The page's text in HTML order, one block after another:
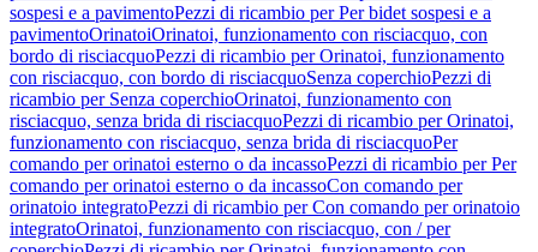
sospesi e a pavimentoPezzi di ricambio per Per bidet sospesi e a
pavimentoOrinatoiOrinatoi, funzionamento con risciacquo, con
bordo di risciacquoPezzi di ricambio per Orinatoi, funzionamento
con risciacquo, con bordo di risciacquoSenza coperchioPezzi di
ricambio per Senza coperchioOrinatoi, funzionamento con
risciacquo, senza brida di risciacquoPezzi di ricambio per Orinatoi,
funzionamento con risciacquo, senza brida di risciacquoPer
comando per orinatoi esterno o da incassoPezzi di ricambio per Per
comando per orinatoi esterno o da incassoCon comando per
orinatoio integratoPezzi di ricambio per Con comando per orinatoio
integratoOrinatoi, funzionamento con risciacquo, con / per